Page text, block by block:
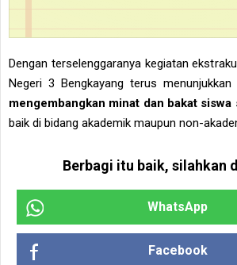
Dengan terselenggaranya kegiatan
Negeri 3 Bengkayang terus
mengembangkan minat dan bakat
baik di bidang akademik maupun non-
Berbagi itu baik, silahkan
WhatsApp
Facebook